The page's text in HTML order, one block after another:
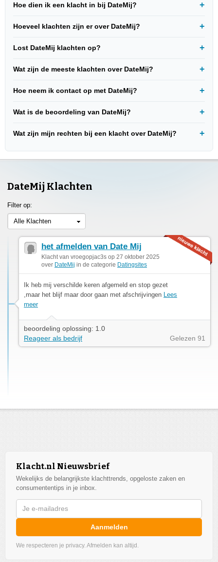
Hoe dien ik een klacht in bij DateMij?
Hoeveel klachten zijn er over DateMij?
Lost DateMij klachten op?
Wat zijn de meeste klachten over DateMij?
Hoe neem ik contact op met DateMij?
Wat is de beoordeling van DateMij?
Wat zijn mijn rechten bij een klacht over DateMij?
DateMij Klachten
Filter op:
Alle Klachten
het afmelden van Date Mij
Klacht van vroegopjac3s op 27 oktober 2025
over DateMij in de categorie Datingsites
Ik heb mij verschilde keren afgemeld en stop gezet
,maar het blijf maar door gaan met afschrijvingen Lees
meer
beoordeling oplossing: 1.0
Reageer als bedrijf
Gelezen 91
Klacht.nl Nieuwsbrief
Wekelijks de belangrijkste klachttrends, opgeloste zaken en
consumententips in je inbox.
Aanmelden
We respecteren je privacy. Afmelden kan altijd.